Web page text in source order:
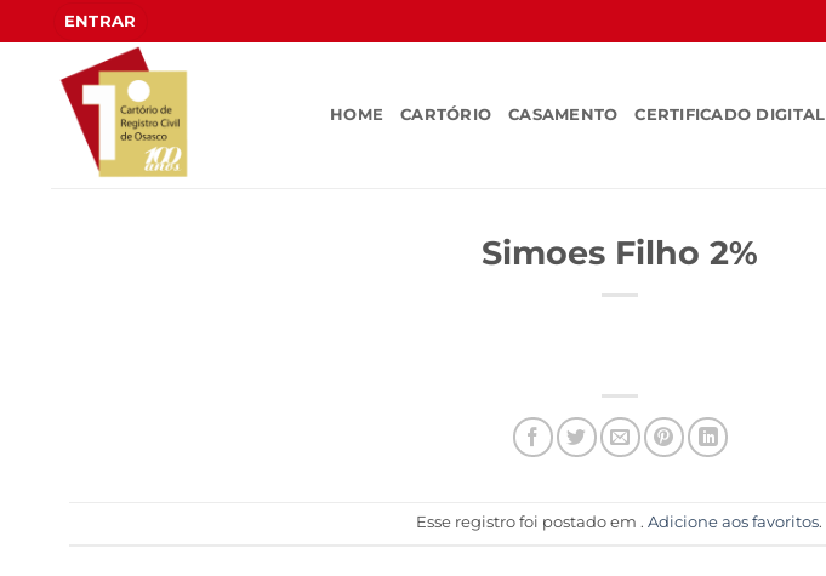
to
content
ENTRAR
HOME CARTÓRIO CASAMENTO CERTIFICADO DIGITAL
Simoes Filho 2%
Esse registro foi postado em .Adicione aos favoritos.